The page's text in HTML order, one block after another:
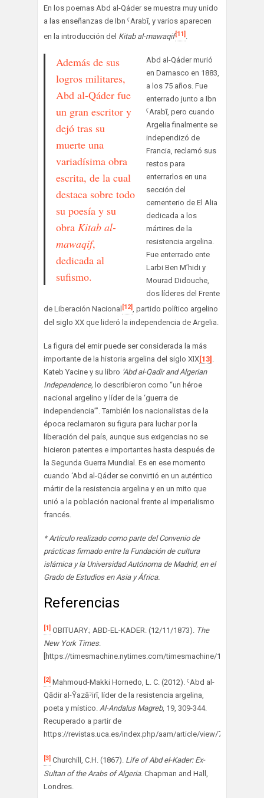
En los poemas Abd al-Qáder se muestra muy unido
a las enseñanzas de Ibn ˁArabī, y varios aparecen
en la introducción del Kitab al-mawaqif[11] .
Además de sus
logros militares,
Abd al-Qáder fue
un gran escritor y
dejó tras su
muerte una
variadísima obra
escrita, de la cual
destaca sobre todo
su poesía y su
obra Kitab al-
mawaqif,
dedicada al
sufismo.
Abd al-Qáder murió
en Damasco en 1883,
a los 75 años. Fue
enterrado junto a Ibn
ˁArabī, pero cuando
Argelia finalmente se
independizó de
Francia, reclamó sus
restos para
enterrarlos en una
sección del
cementerio de El Alia
dedicada a los
mártires de la
resistencia argelina.
Fue enterrado ente
Larbi Ben M’hidi y
Mourad Didouche,
dos líderes del Frente
de Liberación Nacional [12], partido político argelino
del siglo XX que lideró la independencia de Argelia.
La figura del emir puede ser considerada la más
importante de la historia argelina del siglo XIX[13]
Kateb Yacine y su libro ‘Abd al-Qadir and Algerian
Independence, lo describieron como “un héroe
nacional argelino y líder de la ‘guerra de
independencia’”. También los nacionalistas de la
época reclamaron su figura para luchar por la
liberación del país, aunque sus exigencias no se
hicieron patentes e importantes hasta después de
la Segunda Guerra Mundial. Es en ese momento
cuando ‘Abd al-Qáder se convirtió en un auténtico
mártir de la resistencia argelina y en un mito que
unió a la población nacional frente al imperialismo
francés.
* Artículo realizado como parte del Convenio de
prácticas firmado entre la Fundación de cultura
islámica y la Universidad Autónoma de Madrid, en el
Grado de Estudios en Asia y África.
Referencias
[1] OBITUARY.; ABD-EL-KADER. (12/11/1873). The
New York Times.
[https://timesmachine.nytimes.com/timesmachine/1873/11/12/
[2] Mahmoud-Makki Hornedo, L. C. (2012). ˁAbd al-
Qādir al-Ŷazāˀirī, líder de la resistencia argelina,
poeta y místico. Al-Andalus Magreb, 19, 309-344.
Recuperado a partir de
https://revistas.uca.es/index.php/aam/article/view/7250
[3] Churchill, C.H. (1867). Life of Abd el-Kader: Ex-
Sultan of the Arabs of Algeria. Chapman and Hall,
Londres.